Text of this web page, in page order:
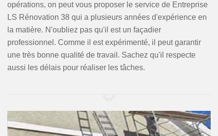
opérations, on peut vous proposer le service de Entreprise
LS Rénovation 38 qui a plusieurs années d'expérience en
la matière. N'oubliez pas qu'il est un façadier
professionnel. Comme il est expérimenté, il peut garantir
une très bonne qualité de travail. Sachez qu'il respecte
aussi les délais pour réaliser les tâches.